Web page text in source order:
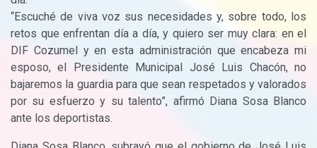
“Escuché de viva voz sus necesidades y, sobre todo, los
retos que enfrentan día a día, y quiero ser muy clara: en el
DIF Cozumel y en esta administración que encabeza mi
esposo, el Presidente Municipal José Luis Chacón, no
bajaremos la guardia para que sean respetados y valorados
por su esfuerzo y su talento”, afirmó Diana Sosa Blanco
ante los deportistas.